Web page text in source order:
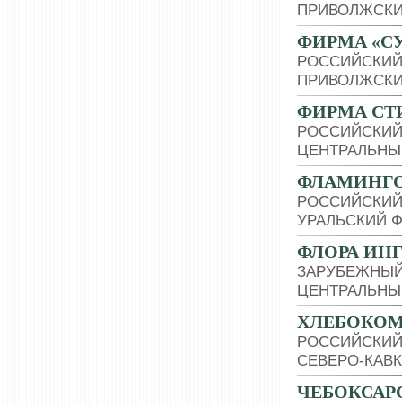
ФИРМА
ФИРМА
УРАЛЬСКИЙ
ФЛОРА
СЕВЕРО-